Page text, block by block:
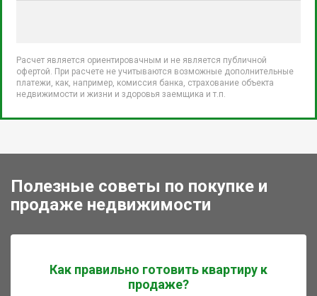
Расчет является ориентировачным и не является публичной
офертой. При расчете не учитываются возможные дополнительные
платежи, как, например, комиссия банка, страхование объекта
недвижимости и жизни и здоровья заемщика и т.п.
Полезные советы по покупке и
продаже недвижимости
Как правильно готовить квартиру к
продаже?